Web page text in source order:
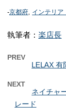
-京都府, インテリア
執筆者： 楽店長
PREV
LELAX 有
NEXT
ネイチャ
レード